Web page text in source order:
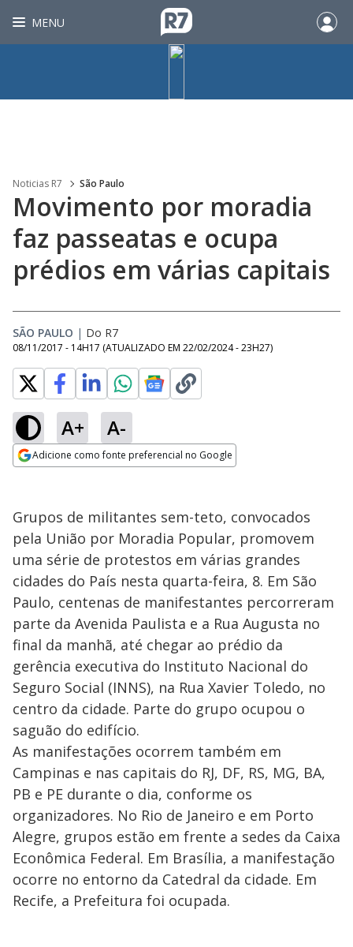
MENU
Noticias R7 São Paulo
Movimento por moradia
faz passeatas e ocupa
prédios em várias capitais
SÃO PAULO | Do R7
08/11/2017 - 14H17 (ATUALIZADO EM 22/02/2024 - 23H27)
A+ A-
Adicione como fonte preferencial no Google
Grupos de militantes sem-teto, convocados
pela União por Moradia Popular, promovem
uma série de protestos em várias grandes
cidades do País nesta quarta-feira, 8. Em São
Paulo, centenas de manifestantes percorreram
parte da Avenida Paulista e a Rua Augusta no
final da manhã, até chegar ao prédio da
gerência executiva do Instituto Nacional do
Seguro Social (INNS), na Rua Xavier Toledo, no
centro da cidade. Parte do grupo ocupou o
saguão do edifício.
As manifestações ocorrem também em
Campinas e nas capitais do RJ, DF, RS, MG, BA,
PB e PE durante o dia, conforme os
organizadores. No Rio de Janeiro e em Porto
Alegre, grupos estão em frente a sedes da Caixa
Econômica Federal. Em Brasília, a manifestação
ocorre no entorno da Catedral da cidade. Em
Recife, a Prefeitura foi ocupada.